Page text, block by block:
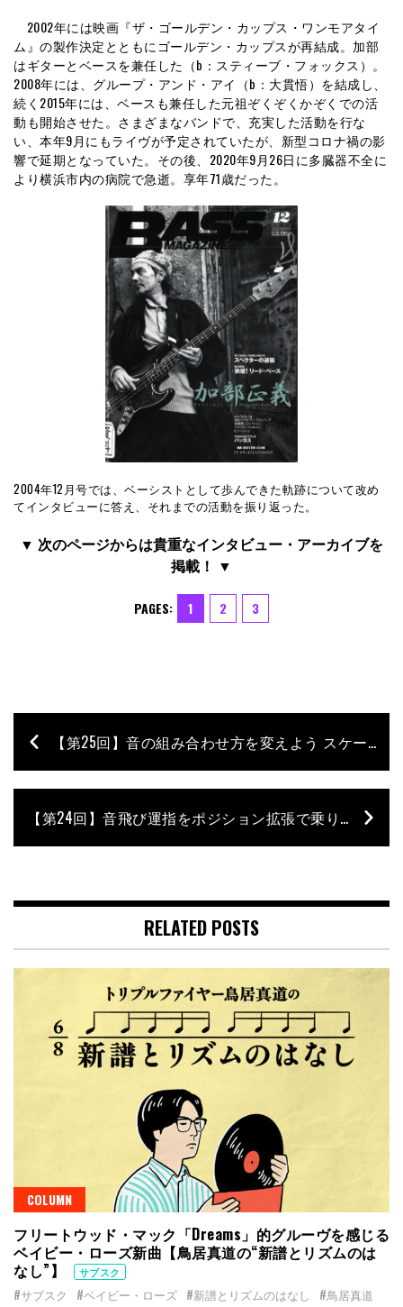
2002年には映画『ザ・ゴールデン・カップス・ワンモアタイ
ム』の製作決定とともにゴールデン・カップスが再結成。加部
はギターとベースを兼任した（b：スティーブ・フォックス）。
2008年には、グループ・アンド・アイ（b：大貫悟）を結成し、
続く2015年には、ベースも兼任した元祖ぞくぞくかぞくでの活
動も開始させた。さまざまなバンドで、充実した活動を行な
い、本年9月にもライヴが予定されていたが、新型コロナ禍の影
響で延期となっていた。その後、2020年9月26日に多臓器不全に
より横浜市内の病院で急逝。享年71歳だった。
2004年12月号では、ベーシストとして歩んできた軌跡について改め
てインタビューに答え、それまでの活動を振り返った。
▼ 次のページからは貴重なインタビュー・アーカイブを
掲載！ ▼
PAGES: 1 2 3
【第25回】音の組み合わせ方を変えよう スケール練 Part 5／石村順の低音よろず相談所 〜Jun’s Bass Clinic〜
【第24回】音飛び運指をポジション拡張で乗り切れ！ スケール練 Part 4／石村順の低音よろず相談所 〜Jun’s Bass Clinic〜
RELATED POSTS
COLUMN
フリートウッド・マック「Dreams」的グルーヴを感じる
ベイビー・ローズ新曲【鳥居真道の“新譜とリズムのは
なし”】
サブスク
#サブスク #ベイビー・ローズ #新譜とリズムのはなし
#鳥居真道